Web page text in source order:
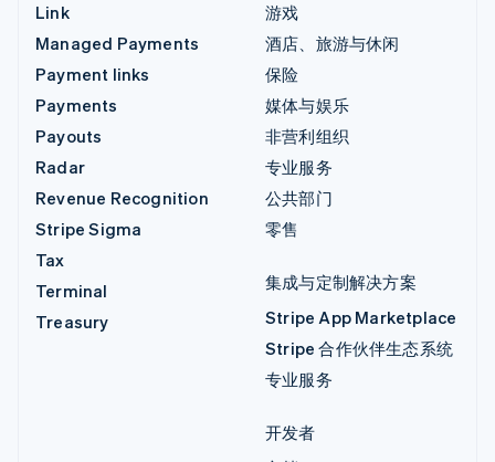
Link
Managed Payments
Payment links
Payments
Payouts
Radar
Revenue Recognition
Stripe Sigma
Tax
Terminal
Treasury
游戏
酒店、旅游与休闲
保险
媒体与娱乐
非营利组织
专业服务
公共部门
零售
集成与定制解决方案
Stripe App Marketplace
Stripe 合作伙伴生态系统
专业服务
开发者